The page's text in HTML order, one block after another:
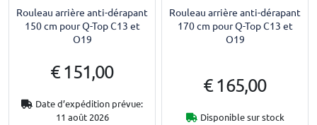
Rouleau arrière anti-dérapant
150 cm pour Q-Top C13 et
O19
€ 151,00
Date d’expédition prévue:
11 août 2026
Rouleau arrière anti-dérapant
170 cm pour Q-Top C13 et
O19
€ 165,00
Disponible sur stock